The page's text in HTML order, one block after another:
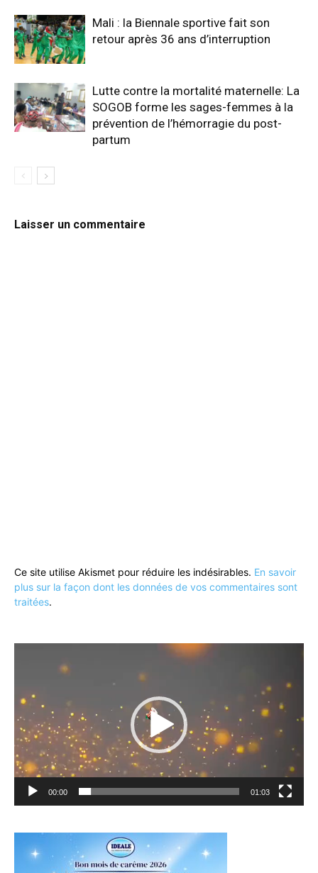
Mali : la Biennale sportive fait son
retour après 36 ans d’interruption
Lutte contre la mortalité maternelle: La
SOGOB forme les sages-femmes à la
prévention de l’hémorragie du post-
partum
Laisser un commentaire
Ce site utilise Akismet pour réduire les indésirables. En savoir
plus sur la façon dont les données de vos commentaires sont
traitées.
00:00 01:03